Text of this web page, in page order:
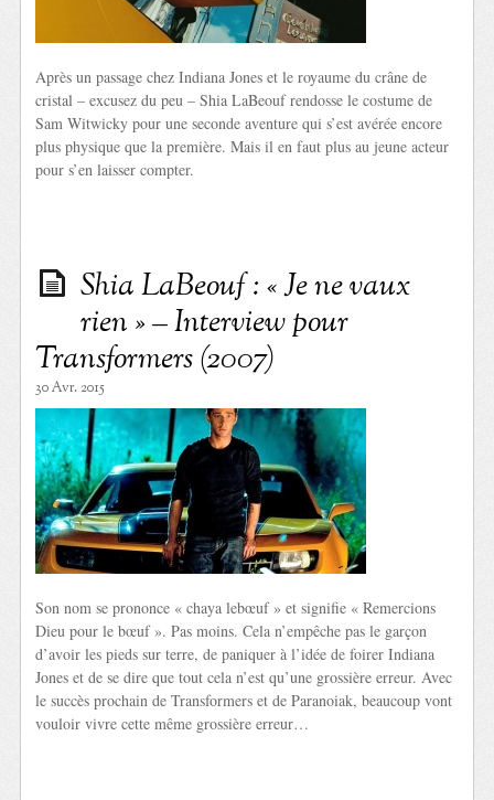
Après un passage chez Indiana Jones et le royaume du crâne de
cristal – excusez du peu – Shia LaBeouf rendosse le costume de
Sam Witwicky pour une seconde aventure qui s’est avérée encore
plus physique que la première. Mais il en faut plus au jeune acteur
pour s’en laisser compter.
Shia LaBeouf : « Je ne vaux
rien » – Interview pour
Transformers (2007)
30 Avr. 2015
Son nom se prononce « chaya lebœuf » et signifie « Remercions
Dieu pour le bœuf ». Pas moins. Cela n’empêche pas le garçon
d’avoir les pieds sur terre, de paniquer à l’idée de foirer Indiana
Jones et de se dire que tout cela n’est qu’une grossière erreur. Avec
le succès prochain de Transformers et de Paranoiak, beaucoup vont
vouloir vivre cette même grossière erreur…